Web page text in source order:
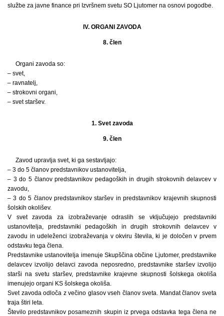
službe za javne finance pri Izvršnem svetu SO Ljutomer na osnovi pogodbe.
IV. ORGANI ZAVODA
8. člen
Organi zavoda so:
– svet,
– ravnatelj,
– strokovni organi,
– svet staršev.
1. Svet zavoda
9. člen
Zavod upravlja svet, ki ga sestavljajo:
– 3 do 5 članov predstavnikov ustanovitelja,
– 3 do 5 članov predstavnikov pedagoških in drugih strokovnih delavcev v
zavodu,
– 3 do 5 članov predstavnikov staršev in predstavnikov krajevnih skupnosti
šolskih okolišev.
V svet zavoda za izobraževanje odraslih se vključujejo predstavniki
ustanovitelja, predstavniki pedagoških in drugih strokovnih delavcev v
zavodu in udeleženci izobraževanja v okviru števila, ki je določen v prvem
odstavku tega člena.
Predstavnike ustanovitelja imenuje Skupščina občine Ljutomer, predstavnike
delavcev izvolijo delavci zavoda neposredno, predstavnike staršev izvolijo
starši na svetu staršev, predstavnike krajevne skupnosti šolskega okoliša
imenujejo organi KS šolskega okoliša.
Svet zavoda odloča z večino glasov vseh članov sveta. Mandat članov sveta
traja štiri leta.
Število predstavnikov posameznih skupin iz prvega odstavka tega člena ne